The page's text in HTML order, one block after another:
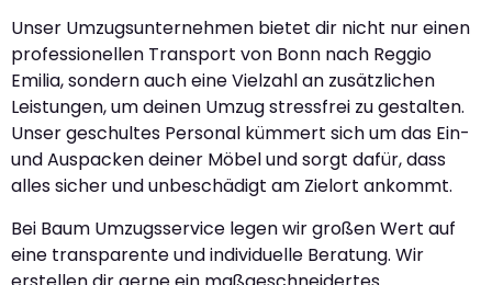
Unser Umzugsunternehmen bietet dir nicht nur einen
professionellen Transport von Bonn nach Reggio
Emilia, sondern auch eine Vielzahl an zusätzlichen
Leistungen, um deinen Umzug stressfrei zu gestalten.
Unser geschultes Personal kümmert sich um das Ein-
und Auspacken deiner Möbel und sorgt dafür, dass
alles sicher und unbeschädigt am Zielort ankommt.
Bei Baum Umzugsservice legen wir großen Wert auf
eine transparente und individuelle Beratung. Wir